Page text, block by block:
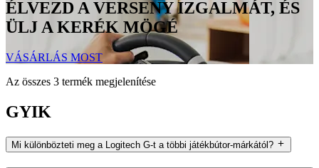
ÉLVEZD A VERSENY IZGALMÁT, ÉS
ÜLJ A KERÉK MÖGÉ
VÁSÁRLÁS MOST
Az összes 3 termék megjelenítése
GYIK
Mi különbözteti meg a Logitech G-t a többi játékbútor-márkától?